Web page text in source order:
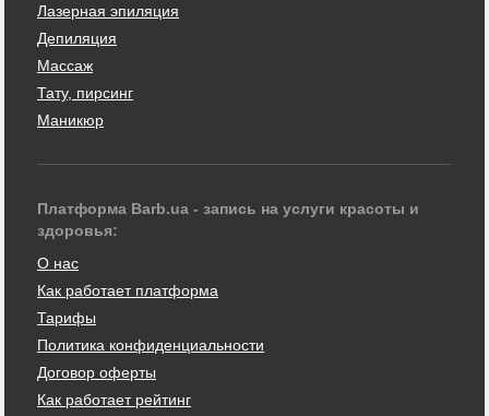
Лазерная эпиляция
Депиляция
Массаж
Тату, пирсинг
Маникюр
Платформа Barb.ua - запись на услуги красоты и
здоровья:
О нас
Как работает платформа
Тарифы
Политика конфиденциальности
Договор оферты
Как работает рейтинг